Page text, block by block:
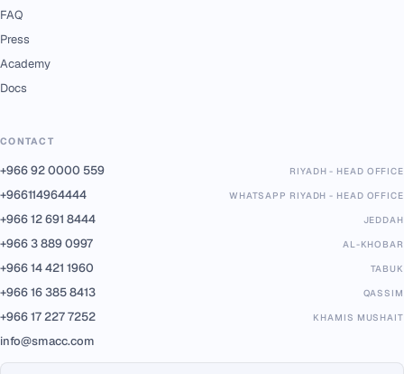
FAQ
Press
Academy
Docs
CONTACT
+966 92 0000 559 RIYADH - HEAD OFFICE
+966114964444 WHATSAPP RIYADH - HEAD OFFICE
+966 12 691 8444 JEDDAH
+966 3 889 0997 AL-KHOBAR
+966 14 421 1960 TABUK
+966 16 385 8413 QASSIM
+966 17 227 7252 KHAMIS MUSHAIT
info@smacc.com